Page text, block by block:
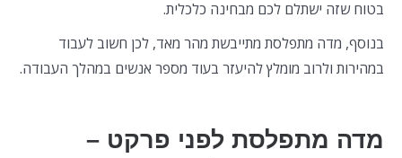
בטוח שזה ישתלם לכם מבחינה כלכלית.
בנוסף, מדה מתפלסת מתייבשת מהר מאד, לכן חשוב לעבוד
במהירות ולרוב מומלץ להיעזר בעוד מספר אנשים במהלך העבודה.
מדה מתפלסת לפני פרקט –